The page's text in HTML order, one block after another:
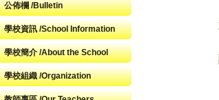
公佈欄 /Bulletin
學校資訊 /School Information
學校簡介 /About the School
學校組織 /Organization